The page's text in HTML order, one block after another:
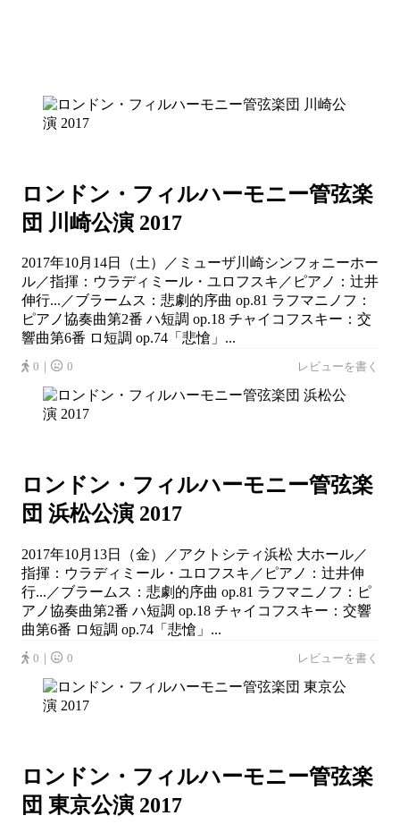
ロンドン・フィルハーモニー管弦楽
団 川崎公演 2017
2017年10月14日（土）／ミューザ川崎シンフォニーホー
ル／指揮：ウラディミール・ユロフスキ／ピアノ：辻井
伸行...／ブラームス：悲劇的序曲 op.81 ラフマニノフ：
ピアノ協奏曲第2番 ハ短調 op.18 チャイコフスキー：交
響曲第6番 ロ短調 op.74「悲愴」...
0｜ 0 レビューを書く
ロンドン・フィルハーモニー管弦楽
団 浜松公演 2017
2017年10月13日（金）／アクトシティ浜松 大ホール／
指揮：ウラディミール・ユロフスキ／ピアノ：辻井伸
行...／ブラームス：悲劇的序曲 op.81 ラフマニノフ：ピ
アノ協奏曲第2番 ハ短調 op.18 チャイコフスキー：交響
曲第6番 ロ短調 op.74「悲愴」...
0｜ 0 レビューを書く
ロンドン・フィルハーモニー管弦楽
団 東京公演 2017